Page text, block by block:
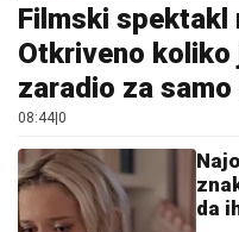
Filmski spektakl
Otkriveno koliko
zaradio za
08:44|0
da